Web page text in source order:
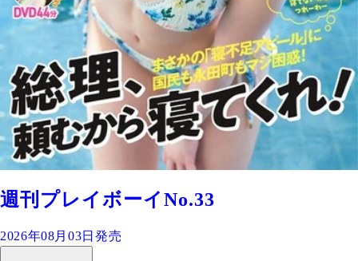
週刊プレイボーイNo.33
2026年08月03日発売